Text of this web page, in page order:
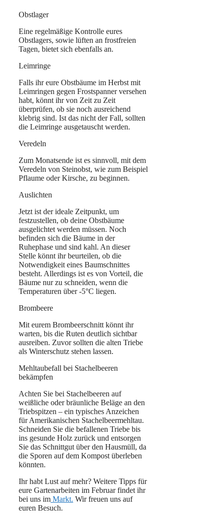
Obstlager
Eine regelmäßige Kontrolle eures
Obstlagers, sowie lüften an frostfreien
Tagen, bietet sich ebenfalls an.
Leimringe
Falls ihr eure Obstbäume im Herbst mit
Leimringen gegen Frostspanner versehen
habt, könnt ihr von Zeit zu Zeit
überprüfen, ob sie noch ausreichend
klebrig sind. Ist das nicht der Fall, sollten
die Leimringe ausgetauscht werden.
Veredeln
Zum Monatsende ist es sinnvoll, mit dem
Veredeln von Steinobst, wie zum Beispiel
Pflaume oder Kirsche, zu beginnen.
Auslichten
Jetzt ist der ideale Zeitpunkt, um
festzustellen, ob deine Obstbäume
ausgelichtet werden müssen. Noch
befinden sich die Bäume in der
Ruhephase und sind kahl. An dieser
Stelle könnt ihr beurteilen, ob die
Notwendigkeit eines Baumschnittes
besteht. Allerdings ist es von Vorteil, die
Bäume nur zu schneiden, wenn die
Temperaturen über -5°C liegen.
Brombeere
Mit eurem Brombeerschnitt könnt ihr
warten, bis die Ruten deutlich sichtbar
ausreiben. Zuvor sollten die alten Triebe
als Winterschutz stehen lassen.
Mehltaubefall bei Stachelbeeren
bekämpfen
Achten Sie bei Stachelbeeren auf
weißliche oder bräunliche Beläge an den
Triebspitzen – ein typisches Anzeichen
für Amerikanischen Stachelbeermehltau.
Schneiden Sie die befallenen Triebe bis
ins gesunde Holz zurück und entsorgen
Sie das Schnittgut über den Hausmüll, da
die Sporen auf dem Kompost überleben
könnten.
Ihr habt Lust auf mehr? Weitere Tipps für
eure Gartenarbeiten im Februar findet ihr
bei uns im Markt. Wir freuen uns auf
euren Besuch.